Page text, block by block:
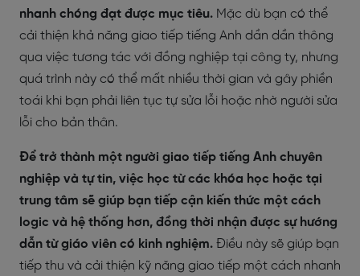
nhanh chóng đạt được mục tiêu. Mặc dù bạn có thể
cải thiện khả năng giao tiếp tiếng Anh dần dần thông
qua việc tương tác với đồng nghiệp tại công ty, nhưng
quá trình này có thể mất nhiều thời gian và gây phiền
toái khi bạn phải liên tục tự sửa lỗi hoặc nhờ người sửa
lỗi cho bản thân.
Để trở thành một người giao tiếp tiếng Anh chuyên
nghiệp và tự tin, việc học từ các khóa học hoặc tại
trung tâm sẽ giúp bạn tiếp cận kiến thức một cách
logic và hệ thống hơn, đồng thời nhận được sự hướng
dẫn từ giáo viên có kinh nghiệm. Điều này sẽ giúp bạn
tiếp thu và cải thiện kỹ năng giao tiếp một cách nhanh